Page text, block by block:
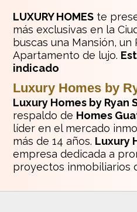
LUXURY HOMES te
más exclusivas en la
buscas una Mansión, un
Apartamento de lujo.
indicado
Luxury Homes by
Luxury Homes by Ryan
respaldo de Homes
líder en el mercado
más de 14 años. Luxury
empresa dedicada a
proyectos inmobiliarios